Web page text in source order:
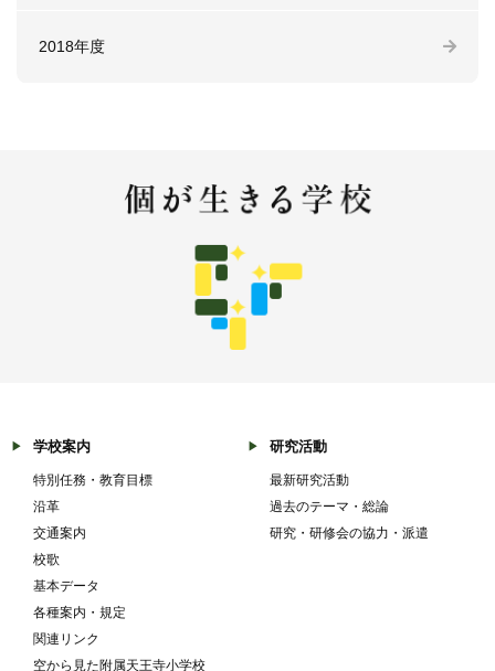
2018年度
学校案内
特別任務・教育目標
沿革
交通案内
校歌
基本データ
各種案内・規定
関連リンク
空から見た附属天王寺小学校
研究活動
最新研究活動
過去のテーマ・総論
研究・研修会の協力・派遣